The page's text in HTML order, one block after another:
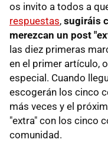
os invito a todos a
respuestas, sugiráis
merezcan un post
las diez primeras
en el primer artículo,
especial. Cuando
escogerán los cinco
más veces y el
"extra" con los cinco
comunidad.